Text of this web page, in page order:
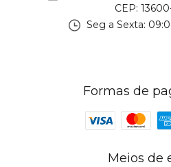
CEP:
Seg a Sexta:
Formas de
Meios de